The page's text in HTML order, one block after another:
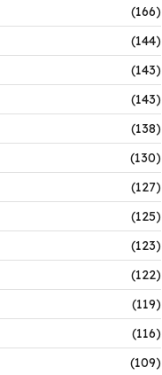
(166)
(144)
(143)
(143)
(138)
(130)
(127)
(125)
(123)
(122)
(119)
(116)
(109)